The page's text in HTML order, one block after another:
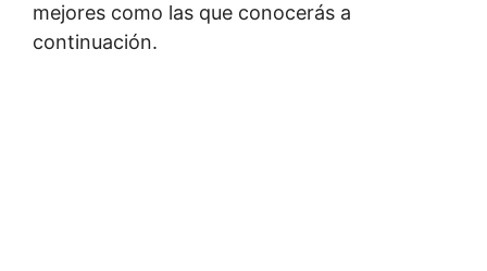
mejores como las que conocerás a
continuación.